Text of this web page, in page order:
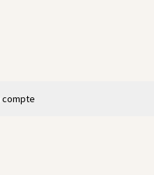
compte